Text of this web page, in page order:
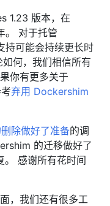
1.23 版本，在
。 对于托管
持可能会持续更长时
何，我们相信所有
你有更多关于
弃用 Dockershim
除做好了准备的调
的迁移做好了
感谢所有花时间
，我们还有很多工